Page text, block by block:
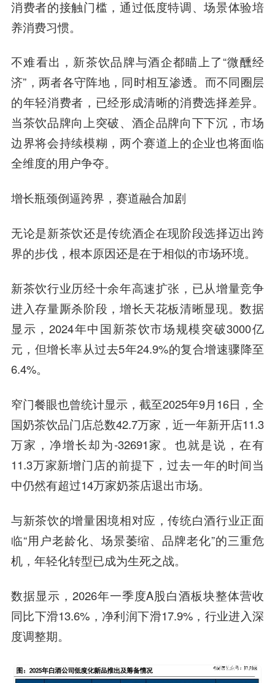
消费者的接触门槛，通过低度特调、场景体验培
养消费习惯。
不难看出，新茶饮品牌与酒企都瞄上了“微醺经
济”，两者各守阵地，同时相互渗透。而不同圈层
的年轻消费者，已经形成清晰的消费选择差异。
当茶饮品牌向上突破、酒企品牌向下下沉，市场
边界将会持续模糊，两个赛道上的企业也将面临
全维度的用户争夺。
增长瓶颈倒逼跨界，赛道融合加剧
无论是新茶饮还是传统酒企在现阶段选择迈出跨
界的步伐，根本原因还是在于相似的市场环境。
新茶饮行业历经十余年高速扩张，已从增量竞争
进入存量厮杀阶段，增长天花板清晰显现。数据
显示，2024年中国新茶饮市场规模突破3000亿
元，但增长率从过去5年24.9%的复合增速骤降至
6.4%。
窄门餐眼也曾统计显示，截至2025年9月16日，全
国奶茶饮品门店总数42.7万家，近一年新开店11.3
万家，净增长却为-32691家。也就是说，在有
11.3万家新增门店的前提下，过去一年的时间当
中仍然有超过14万家奶茶店退出市场。
与新茶饮的增量困境相对应，传统白酒行业正面
临“用户老龄化、场景萎缩、品牌老化”的三重危
机，年轻化转型已成为生死之战。
数据显示，2026年一季度A股白酒板块整体营收
同比下滑13.6%，净利润下滑17.9%，行业进入深
度调整期。